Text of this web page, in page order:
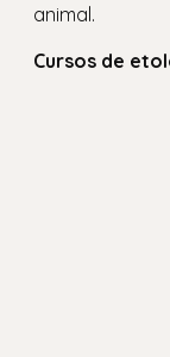
animal.
Cursos de